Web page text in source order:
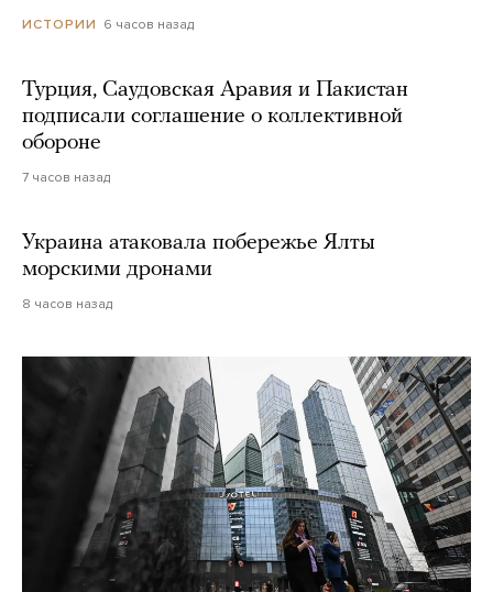
ИСТОРИИ 6 часов назад
Турция, Саудовская Аравия и Пакистан
подписали соглашение о коллективной
обороне
7 часов назад
Украина атаковала побережье Ялты
морскими дронами
8 часов назад